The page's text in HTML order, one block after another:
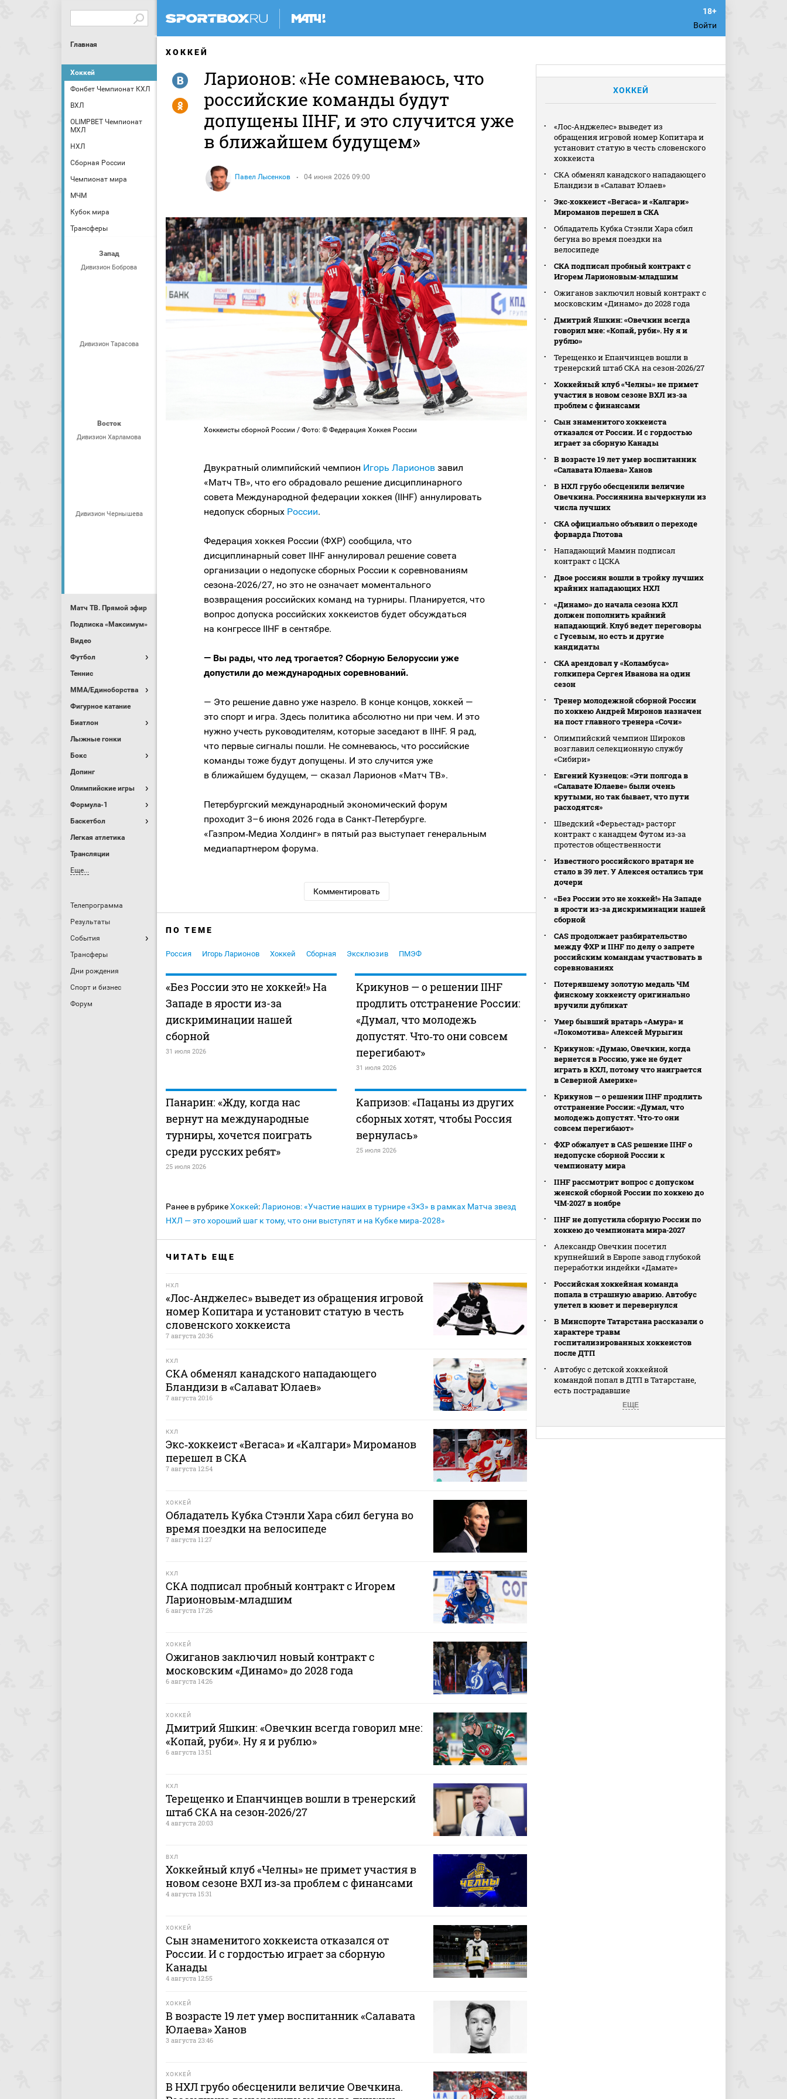
Войти
Главная
Хоккей
Фонбет Чемпионат КХЛ
ВХЛ
OLIMPBET Чемпионат
МХЛ
НХЛ
Сборная России
Чемпионат мира
МЧМ
Кубок мира
Трансферы
Запад
Дивизион Боброва
Дивизион Тарасова
Восток
Дивизион Харламова
Дивизион Чернышева
Матч ТВ. Прямой эфир
Подписка «Максимум»
Видео
Футбол
Теннис
MMA/Единоборства
Фигурное катание
Биатлон
Лыжные гонки
Бокс
Допинг
Олимпийские игры
Формула-1
Баскетбол
Легкая атлетика
Трансляции
Еще...
Телепрограмма
Результаты
События
Трансферы
Дни рождения
Спорт и бизнес
Форум
ХОККЕЙ
Ларионов: «Не сомневаюсь, что
российские команды будут
допущены IIHF, и это случится уже
в ближайшем будущем»
Павел Лысенков 04 июня 2026 09:00
R
Y
Хоккеисты сборной России / Фото: © Федерация Хоккея России
Двукратный олимпийский чемпион Игорь Ларионов завил
«Матч ТВ», что его обрадовало решение дисциплинарного
совета Международной федерации хоккея (IIHF) аннулировать
недопуск сборных России.
Федерация хоккея России (ФХР) сообщила, что
дисциплинарный совет IIHF аннулировал решение совета
организации о недопуске сборных России к соревнованиям
сезона‑2026/27, но это не означает моментального
возвращения российских команд на турниры. Планируется, что
вопрос допуска российских хоккеистов будет обсуждаться
на конгрессе IIHF в сентябре.
— Вы рады, что лед трогается? Сборную Белоруссии уже
допустили до международных соревнований.
— Это решение давно уже назрело. В конце концов, хоккей —
это спорт и игра. Здесь политика абсолютно ни при чем. И это
нужно учесть руководителям, которые заседают в IIHF. Я рад,
что первые сигналы пошли. Не сомневаюсь, что российские
команды тоже будут допущены. И это случится уже
в ближайшем будущем, — сказал Ларионов «Матч ТВ».
Петербургский международный экономический форум
проходит 3–6 июня 2026 года в Санкт‑Петербурге.
«Газпром‑Медиа Холдинг» в пятый раз выступает генеральным
медиапартнером форума.
Комментировать
ПО ТЕМЕ
Россия Игорь Ларионов Хоккей Сборная Эксклюзив ПМЭФ
«Без России это не хоккей!» На
Западе в ярости из-за
дискриминации нашей
сборной
31 июля 2026
Крикунов — о решении IIHF
продлить отстранение России:
«Думал, что молодежь
допустят. Что‑то они совсем
перегибают»
31 июля 2026
Панарин: «Жду, когда нас
вернут на международные
турниры, хочется поиграть
среди русских ребят»
25 июля 2026
Капризов: «Пацаны из других
сборных хотят, чтобы Россия
вернулась»
25 июля 2026
Ранее в рубрикеХоккей: Ларионов: «Участие наших в турнире «3×3» в рамках Матча звезд
НХЛ — это хороший шаг к тому, что они выступят и на Кубке мира‑2028»
ЧИТАТЬ ЕЩЕ
НХЛ
«Лос‑Анджелес» выведет из обращения игровой
номер Копитара и установит статую в честь
словенского хоккеиста
7 августа 20:36
КХЛ
СКА обменял канадского нападающего
Бландизи в «Салават Юлаев»
7 августа 20:16
КХЛ
Экс‑хоккеист «Вегаса» и «Калгари» Мироманов
перешел в СКА
7 августа 12:54
ХОККЕЙ
Обладатель Кубка Стэнли Хара сбил бегуна во
время поездки на велосипеде
7 августа 11:27
КХЛ
СКА подписал пробный контракт с Игорем
Ларионовым‑младшим
6 августа 17:26
ХОККЕЙ
Ожиганов заключил новый контракт с
московским «Динамо» до 2028 года
6 августа 14:26
ХОККЕЙ
Дмитрий Яшкин: «Овечкин всегда говорил мне:
«Копай, руби». Ну я и рублю»
6 августа 13:51
КХЛ
Терещенко и Епанчинцев вошли в тренерский
штаб СКА на сезон‑2026/27
4 августа 20:03
ВХЛ
Хоккейный клуб «Челны» не примет участия в
новом сезоне ВХЛ из‑за проблем с финансами
4 августа 15:31
ХОККЕЙ
Сын знаменитого хоккеиста отказался от
России. И с гордостью играет за сборную
Канады
4 августа 12:55
ХОККЕЙ
В возрасте 19 лет умер воспитанник «Салавата
Юлаева» Ханов
3 августа 23:46
ХОККЕЙ
В НХЛ грубо обесценили величие Овечкина.
ХОККЕЙ
«Лос‑Анджелес» выведет из
обращения игровой номер Копитара и
установит статую в честь словенского
хоккеиста
СКА обменял канадского нападающего
Бландизи в «Салават Юлаев»
Экс‑хоккеист «Вегаса» и «Калгари»
Мироманов перешел в СКА
Обладатель Кубка Стэнли Хара сбил
бегуна во время поездки на
велосипеде
СКА подписал пробный контракт с
Игорем Ларионовым‑младшим
Ожиганов заключил новый контракт с
московским «Динамо» до 2028 года
Дмитрий Яшкин: «Овечкин всегда
говорил мне: «Копай, руби». Ну я и
рублю»
Терещенко и Епанчинцев вошли в
тренерский штаб СКА на сезон‑2026/27
Хоккейный клуб «Челны» не примет
участия в новом сезоне ВХЛ из‑за
проблем с финансами
Сын знаменитого хоккеиста
отказался от России. И с гордостью
играет за сборную Канады
В возрасте 19 лет умер воспитанник
«Салавата Юлаева» Ханов
В НХЛ грубо обесценили величие
Овечкина. Россиянина вычеркнули из
числа лучших
СКА официально объявил о переходе
форварда Глотова
Нападающий Мамин подписал
контракт с ЦСКА
Двое россиян вошли в тройку лучших
крайних нападающих НХЛ
«Динамо» до начала сезона КХЛ
должен пополнить крайний
нападающий. Клуб ведет переговоры
с Гусевым, но есть и другие
кандидаты
СКА арендовал у «Коламбуса»
голкипера Сергея Иванова на один
сезон
Тренер молодежной сборной России
по хоккею Андрей Миронов назначен
на пост главного тренера «Сочи»
Олимпийский чемпион Широков
возглавил селекционную службу
«Сибири»
Евгений Кузнецов: «Эти полгода в
«Салавате Юлаеве» были очень
крутыми, но так бывает, что пути
расходятся»
Шведский «Ферьестад» расторг
контракт с канадцем Футом из‑за
протестов общественности
Известного российского вратаря не
стало в 39 лет. У Алексея остались три
дочери
«Без России это не хоккей!» На Западе
в ярости из-за дискриминации нашей
сборной
CAS продолжает разбирательство
между ФХР и IIHF по делу о запрете
российским командам участвовать в
соревнованиях
Потерявшему золотую медаль ЧМ
финскому хоккеисту оригинально
вручили дубликат
Умер бывший вратарь «Амура» и
«Локомотива» Алексей Мурыгин
Крикунов: «Думаю, Овечкин, когда
вернется в Россию, уже не будет
играть в КХЛ, потому что наиграется
в Северной Америке»
Крикунов — о решении IIHF продлить
отстранение России: «Думал, что
молодежь допустят. Что‑то они
совсем перегибают»
ФХР обжалует в CAS решение IIHF о
недопуске сборной России к
чемпионату мира
IIHF рассмотрит вопрос с допуском
женской сборной России по хоккею до
ЧМ‑2027 в ноябре
IIHF не допустила сборную России по
хоккею до чемпионата мира‑2027
Александр Овечкин посетил
крупнейший в Европе завод глубокой
переработки индейки «Дамате»
Российская хоккейная команда
попала в страшную аварию. Автобус
улетел в кювет и перевернулся
В Минспорте Татарстана рассказали о
характере травм
госпитализированных хоккеистов
после ДТП
Автобус с детской хоккейной
командой попал в ДТП в Татарстане,
есть пострадавшие
ЕЩЕ